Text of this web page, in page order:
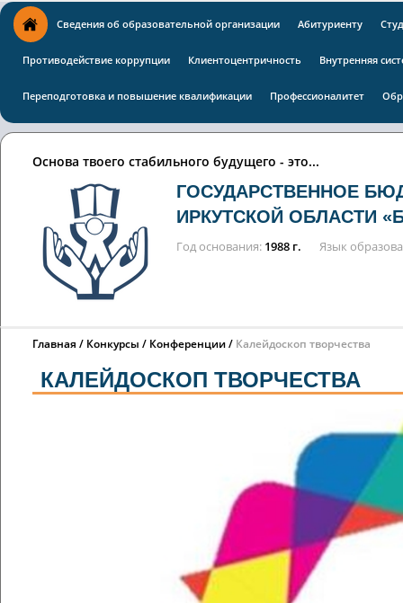
Сведения об образовательной организации Абитуриенту
Противодействие коррупции Клиентоцентричность Внутренняя
Переподготовка и повышение квалификации Профессионалитет
Основа твоего стабильного будущего - это...
ГОСУДАРСТВЕННОЕ
ИРКУТСКОЙ ОБЛАСТИ
Год основания 1988 г. Язык
Главная Конкурсы / Конференции Калейдоскоп творчества
КАЛЕЙДОСКОП ТВОРЧЕСТВА